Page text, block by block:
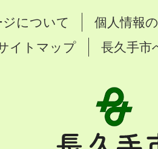
について
個人情報
イトマップ
長久手市
手